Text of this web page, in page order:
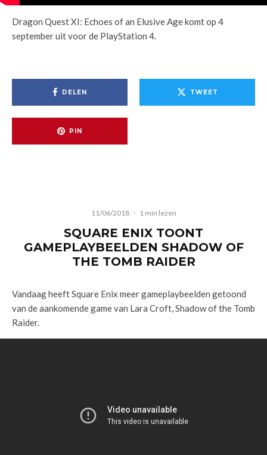
Dragon Quest XI: Echoes of an Elusive Age komt op 4
september uit voor de PlayStation 4.
DELEN TWEET
PIN
11/06/2018 · 1 min lezen
SQUARE ENIX TOONT
GAMEPLAYBEELDEN SHADOW OF
THE TOMB RAIDER
Vandaag heeft Square Enix meer gameplaybeelden getoond
van de aankomende game van Lara Croft, Shadow of the Tomb
Raider.